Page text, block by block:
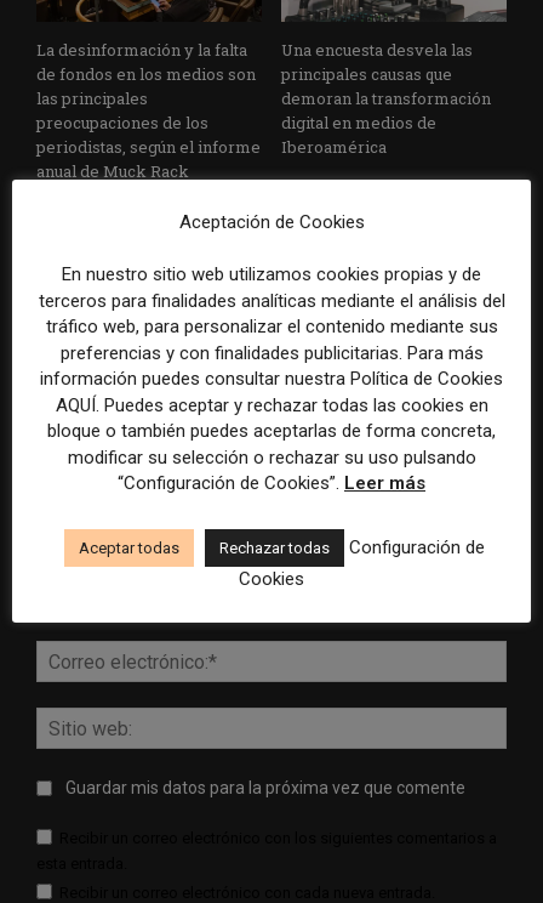
La desinformación y la falta
de fondos en los medios son
las principales
preocupaciones de los
periodistas, según el informe
anual de Muck Rack
Una encuesta desvela las
principales causas que
demoran la transformación
digital en medios de
Iberoamérica
DEJA UNA RESPUESTA
Comentario:
Guardar mis datos para la próxima vez que comente
Aceptación de Cookies
En nuestro sitio web utilizamos cookies propias y de
terceros para finalidades analíticas mediante el análisis del
tráfico web, para personalizar el contenido mediante sus
preferencias y con finalidades publicitarias. Para más
información puedes consultar nuestra Política de Cookies
AQUÍ. Puedes aceptar y rechazar todas las cookies en
bloque o también puedes aceptarlas de forma concreta,
modificar su selección o rechazar su uso pulsando
“Configuración de Cookies”. Leer más
Aceptar todas Rechazar todas
Configuración de
Cookies